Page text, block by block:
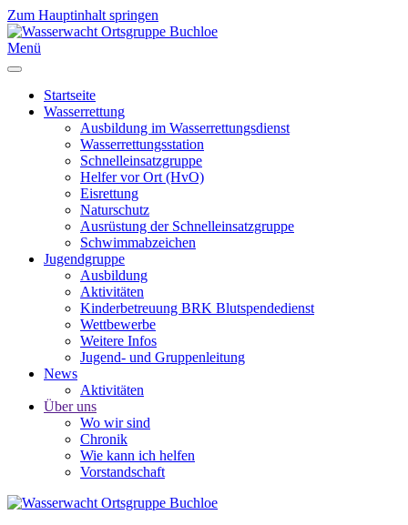
Zum Hauptinhalt springen
Menü
Startseite
Wasserrettung
Ausbildung im Wasserrettungsdienst
Wasserrettungsstation
Schnelleinsatzgruppe
Helfer vor Ort (HvO)
Eisrettung
Naturschutz
Ausrüstung der Schnelleinsatzgruppe
Schwimmabzeichen
Jugendgruppe
Ausbildung
Aktivitäten
Kinderbetreuung BRK Blutspendedienst
Wettbewerbe
Weitere Infos
Jugend- und Gruppenleitung
News
Aktivitäten
Über uns
Wo wir sind
Chronik
Wie kann ich helfen
Vorstandschaft